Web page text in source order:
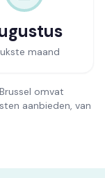
maand
omvat
aanbieden, van